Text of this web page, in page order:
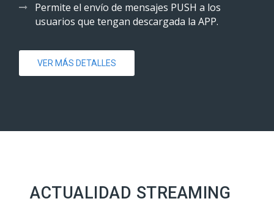
Permite el envío de mensajes PUSH a los
usuarios que tengan descargada la APP.
VER MÁS DETALLES
ACTUALIDAD STREAMING